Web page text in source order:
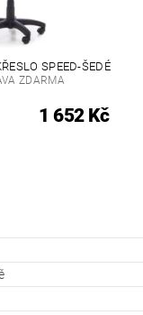
SPEED-ŠEDÉ
ZDARMA
1 652 Kč